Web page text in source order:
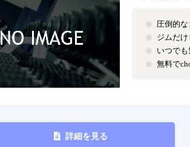
圧倒的
ジムだ
いつで
無料で
詳細を見る